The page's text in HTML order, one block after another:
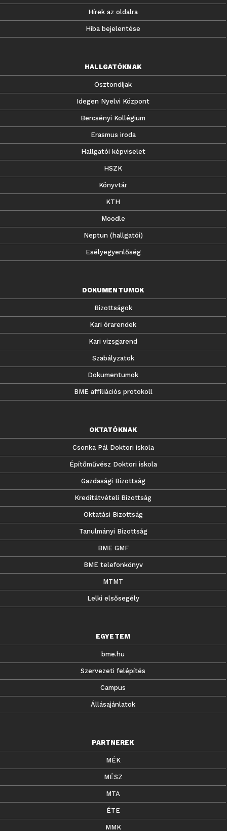
Hírek az oldalra
Hiba bejelentése
HALLGATÓKNAK
Ösztöndíjak
Idegen Nyelvi Központ
Bercsényi Kollégium
Erasmus iroda
Hallgatói képviselet
HSZK
Könyvtár
KTH
Moodle
Neptun (hallgatói)
Esélyegyenlőség
DOKUMENTUMOK
Bizottságok
Kari órarendek
Kari vizsgarend
Szabályzatok
Dokumentumok
BME affiliációs protokoll
OKTATÓKNAK
Csonka Pál Doktori iskola
Építőművész Doktori iskola
Gazdasági Bizottság
Kreditátvételi Bizottság
Oktatási Bizottság
Tanulmányi Bizottság
BME GMF
BME telefonkönyv
MTMT
Lelki elsősegély
EGYETEM
bme.hu
Szervezeti felépítés
Campus
Állásajánlatok
PARTNEREK
MÉK
MÉSZ
MTA
ÉTE
MMK